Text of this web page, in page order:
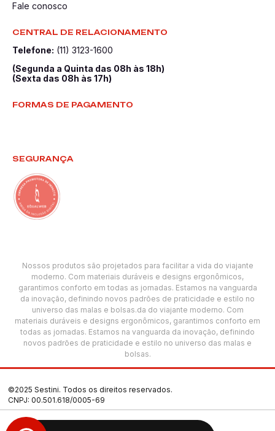
Fale conosco
CENTRAL DE RELACIONAMENTO
Telefone: (11) 3123-1600
(Segunda a Quinta das 08h às 18h)
(Sexta das 08h às 17h)
FORMAS DE PAGAMENTO
SEGURANÇA
Nossos produtos são projetados para facilitar a vida do viajante
moderno. Com materiais duráveis e designs ergonômicos,
garantimos conforto em todas as jornadas. Estamos na vanguarda
da inovação, definindo novos padrões de praticidade e estilo no
universo das malas e bolsas.da do viajante moderno. Com
materiais duráveis e designs ergonômicos, garantimos conforto em
todas as jornadas. Estamos na vanguarda da inovação, definindo
novos padrões de praticidade e estilo no universo das malas e
bolsas.
©2025 Sestini. Todos os direitos reservados.
CNPJ: 00.501.618/0005-69
Termos de Uso